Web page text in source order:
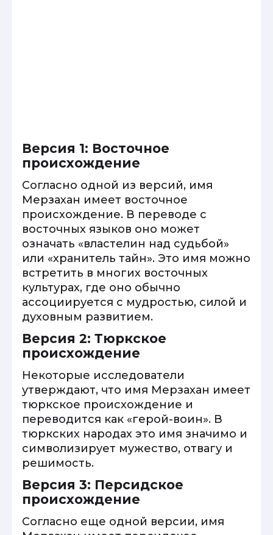
Версия 1: Восточное
происхождение
Согласно одной из версий, имя
Мерзахан имеет восточное
происхождение. В переводе с
восточных языков оно может
означать «властелин над судьбой»
или «хранитель тайн». Это имя можно
встретить в многих восточных
культурах, где оно обычно
ассоциируется с мудростью, силой и
духовным развитием.
Версия 2: Тюркское
происхождение
Некоторые исследователи
утверждают, что имя Мерзахан имеет
тюркское происхождение и
переводится как «герой-воин». В
тюркских народах это имя значимо и
символизирует мужество, отвагу и
решимость.
Версия 3: Персидское
происхождение
Согласно еще одной версии, имя